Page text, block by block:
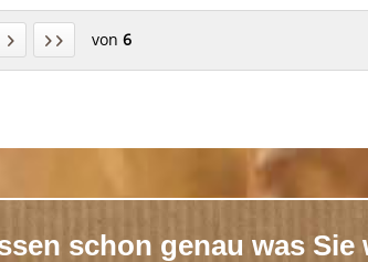
von 6
schon genau was Sie